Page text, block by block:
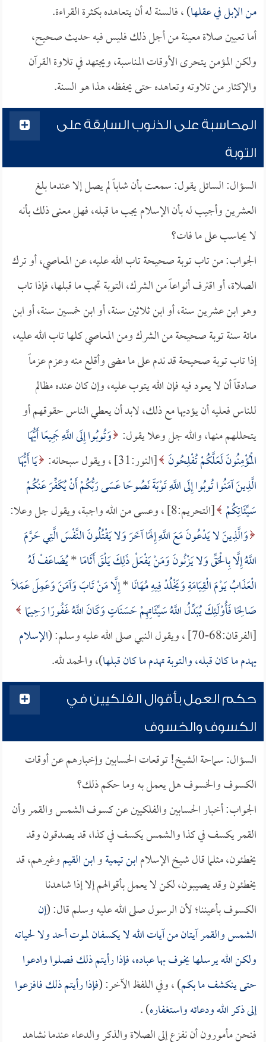
من الإبل في عقلها) ، فالسنة له أن يتعاهده بكثرة القراءة.
أما تعيين صلاة معينة من أجل ذلك فليس فيه حديث صحيح،
ولكن المؤمن يتحرى الأوقات المناسبة، ويجتهد في تلاوة القرآن
والإكثار من تلاوته وتعاهده حتى يحفظه، هذا هو السنة.
المحاسبة على الذنوب السابقة على
التوبة
السؤال: السائل يقول: سمعت بأن شاباً لم يصل إلا عندما بلغ
العشرين وأجيب له بأن الإسلام يجب ما قبله، فهل معنى ذلك بأنه
لا يحاسب على ما فات؟
الجواب: من تاب توبة صحيحة تاب الله عليه، عن المعاصي، أو ترك
الصلاة، أو اقترف أنواعاً من الشرك، التوبة تجب ما قبلها، فإذا تاب
وهو ابن عشرين سنة، أو ابن ثلاثين سنة، أو ابن خمسين سنة، أو ابن
مائة سنة توبة صحيحة من الشرك ومن المعاصي كلها تاب الله عليه،
إذا تاب توبة صحيحة قد ندم على ما مضى وأقلع منه وعزم عزماً
صادقاً أن لا يعود فيه فإن الله يتوب عليه، وإن كان عنده مظالم
للناس فعليه أن يؤديها مع ذلك، لابد أن يعطي الناس حقوقهم أو
يتحللهم منها، والله جل وعلا يقول: وَتُوبُوا إِلَى اللَّهِ جَمِيعًا أَيُّهَا
الْمُؤْمِنُونَ لَعَلَّكُمْ تُفْلِحُونَ [النور:31] ، ويقول سبحانه:
يَا أَيُّهَا
الَّذِينَ آمَنُوا تُوبُوا إِلَى اللَّهِ تَوْبَةً نَصُوحًا عَسَى رَبُّكُمْ أَنْ يُكَفِّرَ عَنْكُمْ
سَيِّئَاتِكُمْ [التحريم:8] ، وعسى من الله واجبة، ويقول جل وعلا:
وَالَّذِينَ لا يَدْعُونَ مَعَ اللَّهِ إِلَهًا آخَرَ وَلا يَقْتُلُونَ النَّفْسَ الَّتِي حَرَّمَ
اللَّهُ إِلَّا بِالْحَقِّ وَلا يَزْنُونَ وَمَنْ يَفْعَلْ ذَلِكَ يَلْقَ أَثَامًا*يُضَاعَفْ لَهُ
الْعَذَابُ يَوْمَ الْقِيَامَةِ وَيَخْلُدْ فِيهِ مُهَانًا*إِلَّا مَنْ تَابَ وَآمَنَ وَعَمِلَ عَمَلًا
صَالِحًا فَأُوْلَئِكَ يُبَدِّلُ اللَّهُ سَيِّئَاتِهِمْ حَسَنَاتٍ وَكَانَ اللَّهُ غَفُورًا رَحِيمًا
[الفرقان:68-70] ، ويقول النبي صلى الله عليه وسلم: (
الإسلام
يهدم ما كان قبله، والتوبة تهدم ما كان قبلها)، والحمد لله.
حكم العمل بأقوال الفلكيين في
الكسوف والخسوف
السؤال: سماحة الشيخ! توقعات الحسابين وإخبارهم عن أوقات
الكسوف والخسوف هل يعمل به وما حكم ذلك؟
الجواب: أخبار الحسابين والفلكيين عن كسوف الشمس والقمر وأن
القمر يكسف في كذا والشمس يكسف في كذا، قد يصدقون وقد
يخطئون، مثلما قال شيخ الإسلامابن تيميةوابن القيموغيرهم، قد
يخطئون وقد يصيبون، لكن لا يعمل بأقوالهم إلا إذا شاهدنا
الكسوف بأعيننا؛ لأن الرسول صلى الله عليه وسلم قال: (إن
الشمس والقمر آيتان من آيات الله لا يكسفان لموت أحد ولا لحياته
ولكن الله يرسلها يخوف بها عباده، فإذا رأيتم ذلك فصلوا وادعوا
حتى ينكشف ما بكم) ، وفي اللفظ الآخر: (فإذا رأيتم ذلك فافزعوا
إلى ذكر الله ودعائه واستغفاره) .
فنحن مأمورون أن نفزع إلى الصلاة والذكر والدعاء عندما نشاهد